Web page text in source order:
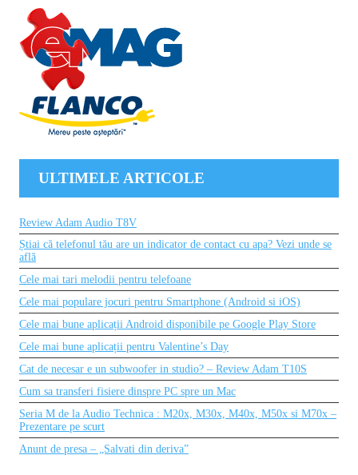
ULTIMELE ARTICOLE
Review Adam Audio T8V
Știai că telefonul tău are un indicator de contact cu apa? Vezi unde se
află
Cele mai tari melodii pentru telefoane
Cele mai populare jocuri pentru Smartphone (Android si iOS)
Cele mai bune aplicații Android disponibile pe Google Play Store
Cele mai bune aplicații pentru Valentine’s Day
Cat de necesar e un subwoofer in studio? – Review Adam T10S
Cum sa transferi fisiere dinspre PC spre un Mac
Seria M de la Audio Technica : M20x, M30x, M40x, M50x si M70x –
Prezentare pe scurt
Anunt de presa – „Salvati din deriva”